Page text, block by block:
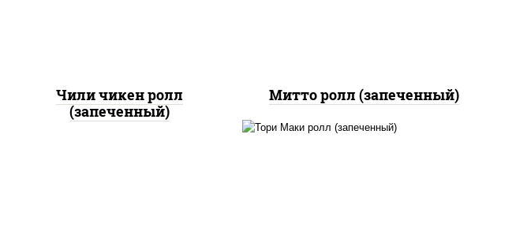
Чили чикен ролл
(запеченный)
Митто ролл (запеченный)